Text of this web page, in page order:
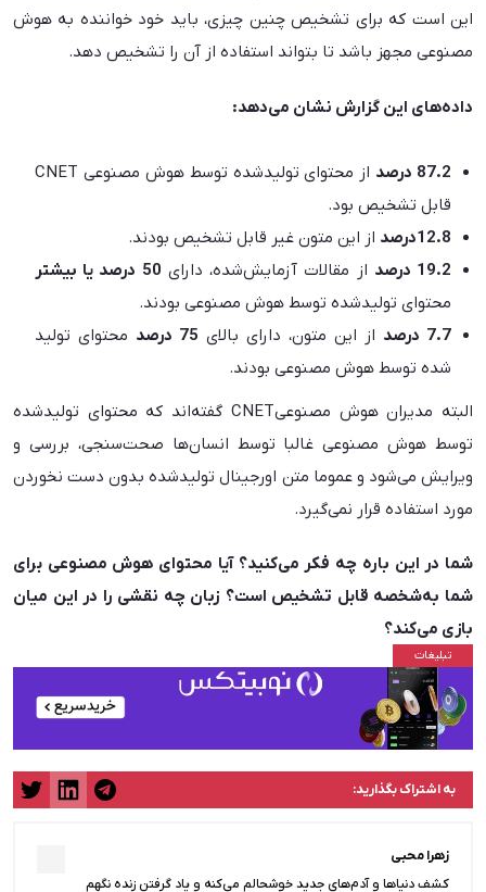
این است که برای تشخیص چنین چیزی، باید خود خواننده به هوش
مصنوعی مجهز باشد تا بتواند استفاده از آن را تشخیص دهد.
داده‌های این گزارش نشان می‌دهد:
87.2 درصد
از محتوای تولیدشده توسط هوش مصنوعی CNET
قابل تشخیص بود.
12.8درصد
از این متون غیر قابل تشخیص بودند.
19.2 درصد
از مقالات آزمایش‌شده، دارای 50 درصد یا بیشتر
محتوای تولیدشده توسط هوش مصنوعی بودند.
7.7 درصد
از این متون، دارای بالای 75 درصد
محتوای تولید
شده توسط هوش مصنوعی بودند.
البته مدیران هوش مصنوعیCNET گفته‌اند که محتوای تولیدشده
توسط هوش مصنوعی غالبا توسط انسان‌ها صحت‌سنجی، بررسی و
ویرایش می‌شود و عموما متن اورجینال تولیدشده بدون دست نخوردن
مورد استفاده قرار نمی‌گیرد.
شما در این باره چه فکر می‌کنید؟ آیا محتوای هوش مصنوعی برای
شما به‌شخصه قابل تشخیص است؟ زبان چه نقشی را در این میان
بازی می‌کند؟
به اشتراک بگذارید:
زهرا محبی
کشف دنیاها و آدم‌های جدید خوشحالم می‌کنه و یاد گرفتن زنده نگهم